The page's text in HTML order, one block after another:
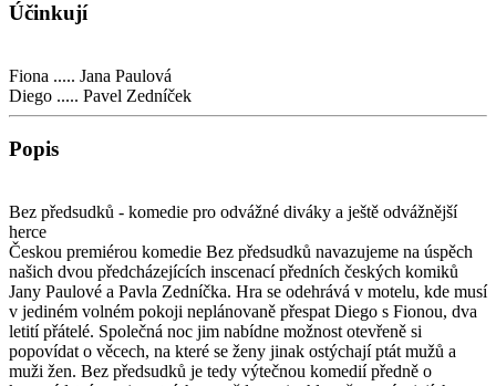
Účinkují
Fiona ..... Jana Paulová
Diego ..... Pavel Zedníček
Popis
Bez předsudků - komedie pro odvážné diváky a ještě odvážnější
herce
Českou premiérou komedie Bez předsudků navazujeme na úspěch
našich dvou předcházejících inscenací předních českých komiků
Jany Paulové a Pavla Zedníčka. Hra se odehrává v motelu, kde musí
v jediném volném pokoji neplánovaně přespat Diego s Fionou, dva
letití přátelé. Společná noc jim nabídne možnost otevřeně si
popovídat o věcech, na které se ženy jinak ostýchají ptát mužů a
muži žen. Bez předsudků je tedy výtečnou komedií předně o